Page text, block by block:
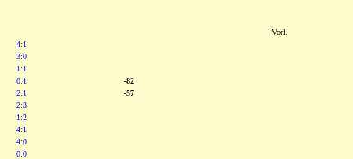
Vorl.
4:1
3:0
1:1
0:1
-82
2:1
-57
2:3
1:2
4:1
4:0
0:0